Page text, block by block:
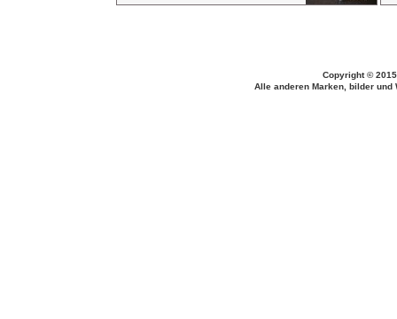
Copyright ©
Alle anderen Marken, bilder und